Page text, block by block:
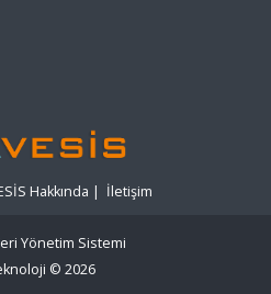
Hakkında | İletişim
Yönetim Sistemi
© 2026